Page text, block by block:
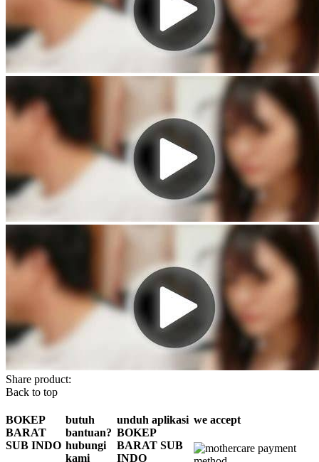
Share product:
Back to top
BOKEP
BARAT
SUB INDO
butuh
bantuan?
hubungi
kami
unduh aplikasi
BOKEP
BARAT SUB
INDO
we accept